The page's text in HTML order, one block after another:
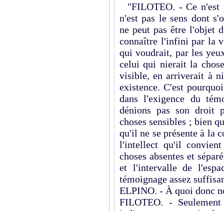
"FILOTEO. - Ce
n'est pas le sens dont
ne peut pas être l'objet
connaître l'infini par la
qui voudrait, par les
celui qui nierait la
visible, en arriverait à
existence. C'est
dans l'exigence du
dénions pas son droit
choses sensibles ; bien
qu'il ne se présente à la
l'intellect qu'il
choses absentes et
et l'intervalle de
témoignage assez
ELPINO. - À quoi donc
FILOTEO. -